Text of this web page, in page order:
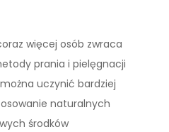
więcej osób zwraca
prania i pielęgnacji
uczynić bardziej
naturalnych
środków